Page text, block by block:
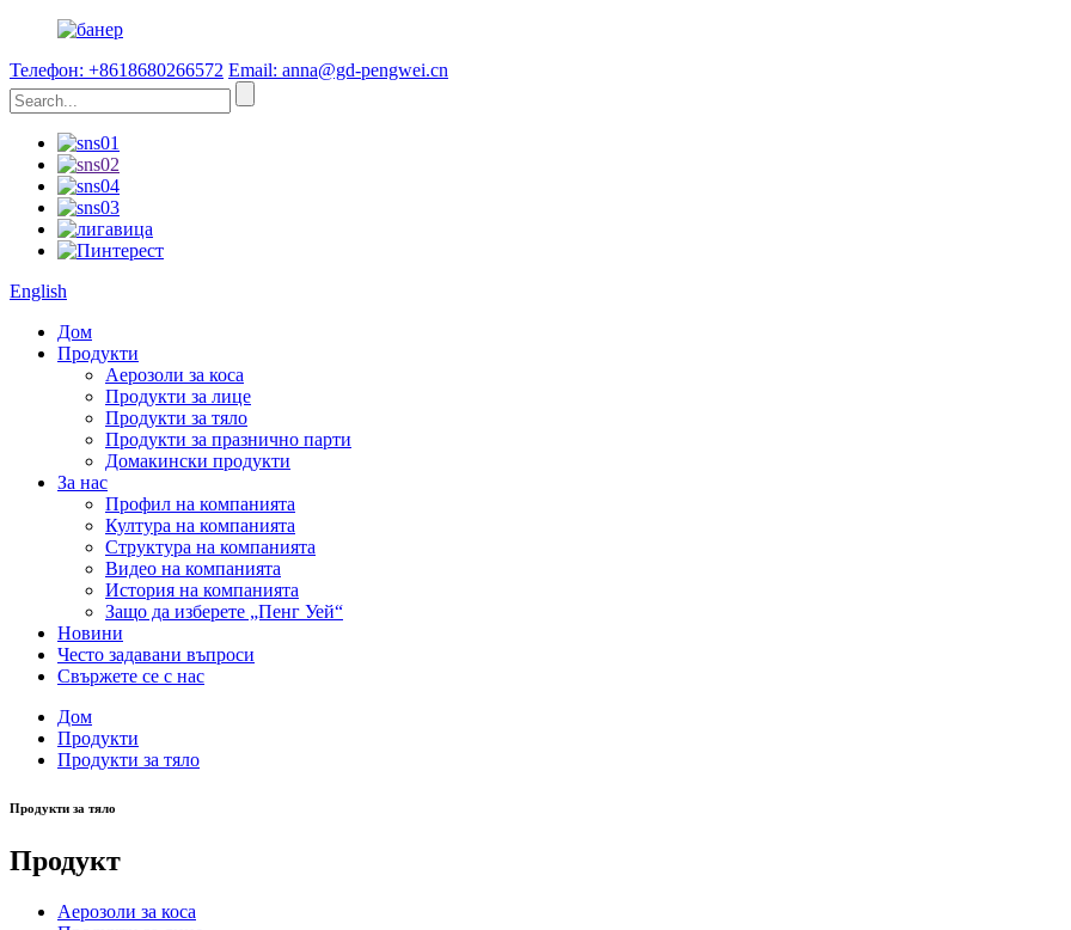
Телефон: +8618680266572 Email: anna@gd-pengwei.cn
English
Дом
Продукти
Аерозоли за коса
Продукти за лице
Продукти за тяло
Продукти за празнично парти
Домакински продукти
За нас
Профил на компанията
Култура на компанията
Структура на компанията
Видео на компанията
История на компанията
Защо да изберете „Пенг Уей“
Новини
Често задавани въпроси
Свържете се с нас
Дом
Продукти
Продукти за тяло
Продукти за тяло
Продукт
Аерозоли за коса